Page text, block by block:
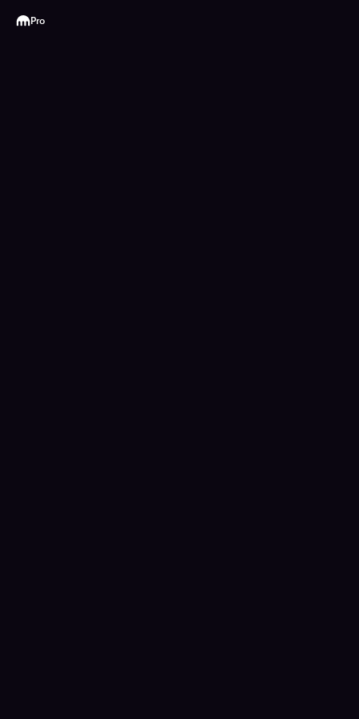
Kraken
Pro